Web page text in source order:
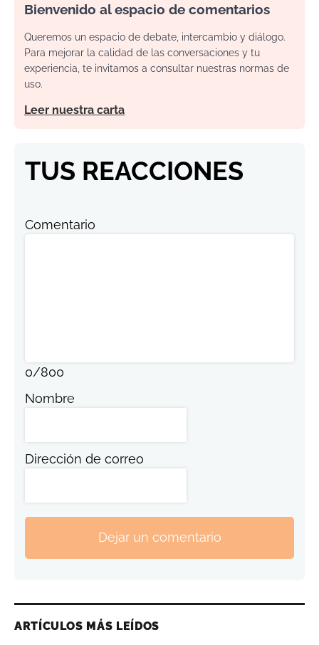
Bienvenido al espacio de comentarios
Queremos un espacio de debate, intercambio y diálogo.
Para mejorar la calidad de las conversaciones y tu
experiencia, te invitamos a consultar nuestras normas de
uso.
Leer nuestra carta
TUS REACCIONES
Comentario
0/800
Nombre
Dirección de correo
Dejar un comentario
ARTÍCULOS MÁS LEÍDOS